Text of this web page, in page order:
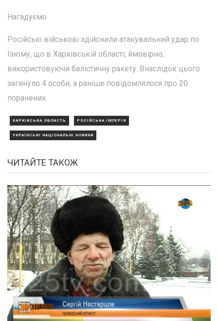
Нагадуємо
Російські військові здійснили атакувальний удар по
Ізюму, що в Харківській області, ймовірно,
використовуючи балістичну ракету. Внаслідок цього
загинуло 4 особи, а раніше повідомлялося про 20
поранених.
ХАРКІВСЬКА ОБЛАСТЬ РОСІЙСЬКА ІМПЕРІЯ
УКРАЇНСЬКІ НАЦІОНАЛЬНІ НОВИНИ
ЧИТАЙТЕ ТАКОЖ